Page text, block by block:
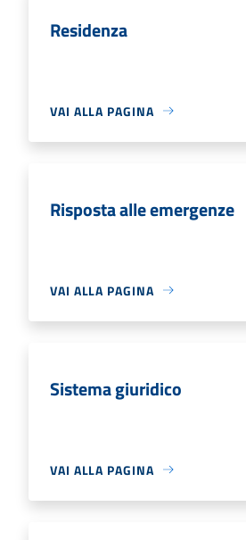
Residenza
VAI ALLA PAGINA
Risposta alle emergenze
VAI ALLA PAGINA
Sistema giuridico
VAI ALLA PAGINA